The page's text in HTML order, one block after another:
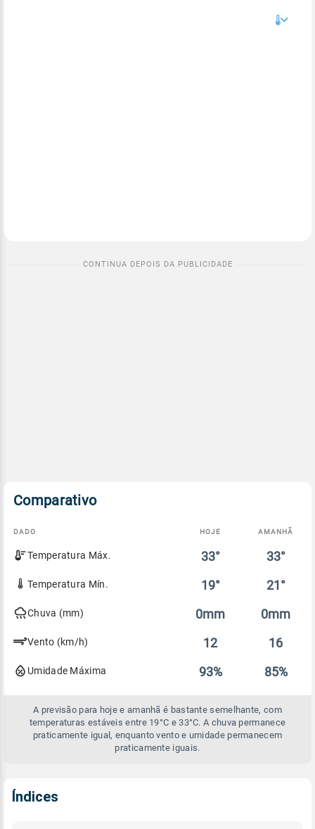
Comparativo
Comparativo
entre
previsão
hoje
DADO HOJE AMANHÃ
Temperatura Máx. 33° 33°
Temperatura Mín. 19° 21°
Chuva (mm) 0mm 0mm
Vento (km/h) 12 16
Umidade Máxima 93% 85%
A previsão para hoje e amanhã é bastante semelhante, com
temperaturas estáveis entre 19°C e 33°C. A chuva permanece
praticamente igual, enquanto vento e umidade permanecem
praticamente iguais.
Índices